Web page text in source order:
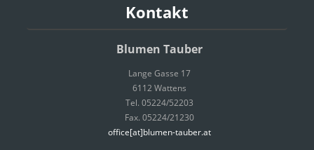
Kontakt
Blumen Tauber
Lange Gasse 17
6112 Wattens
Tel. 05224/52203
Fax. 05224/21230
office[at]blumen-tauber.at